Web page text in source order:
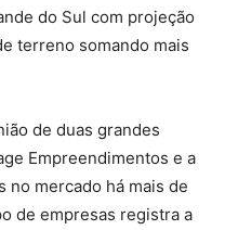
do Sul com projeção
terreno somando mais
de duas grandes
Empreendimentos e a
no mercado há mais de
de empresas registra a